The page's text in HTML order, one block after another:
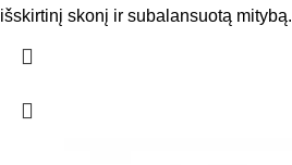
išskirtinį skonį ir subalansuotą mitybą.